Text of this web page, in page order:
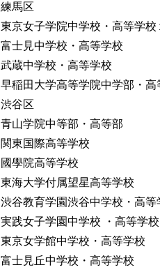
練馬区
東京女子学院中学校・高等学校
富士見中学校・高等学校
武蔵中学校・高等学校
早稲田大学高等学院中学部・高
渋谷区
青山学院中等部・高等部
関東国際高等学校
國學院高等学校
東海大学付属望星高等学校
渋谷教育学園渋谷中学校・高等
実践女子学園中学校 ・高等学校
東京女学館中学校・高等学校
富士見丘中学校・高等学校